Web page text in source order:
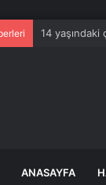
14 yaşındaki
ANASAYFA